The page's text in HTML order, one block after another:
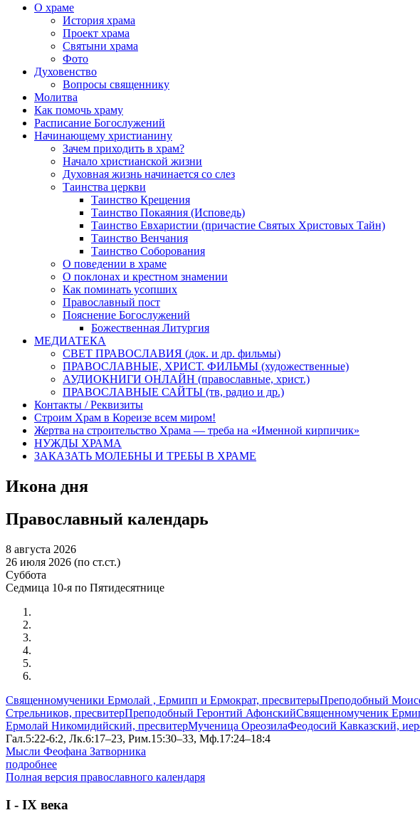
О храме
История храма
Проект храма
Святыни храма
Фото
Духовенство
Вопросы священнику
Молитва
Как помочь храму
Расписание Богослужений
Начинающему христианину
Зачем приходить в храм?
Начало христианской жизни
Духовная жизнь начинается со слез
Таинства церкви
Таинство Крещения
Таинство Покаяния (Исповедь)
Таинство Евхаристии (причастие Святых Христовых Тайн)
Таинство Венчания
Таинство Соборования
О поведении в храме
О поклонах и крестном знамении
Как поминать усопших
Православный пост
Пояснение Богослужений
Божественная Литургия
МЕДИАТЕКА
СВЕТ ПРАВОСЛАВИЯ (док. и др. фильмы)
ПРАВОСЛАВНЫЕ, ХРИСТ. ФИЛЬМЫ (художественные)
АУДИОКНИГИ ОНЛАЙН (православные, христ.)
ПРАВОСЛАВНЫЕ САЙТЫ (тв, радио и др.)
Контакты / Реквизиты
Строим Храм в Кореизе всем миром!
Жертва на строительство Храма — треба на «Именной кирпичик»
НУЖДЫ ХРАМА
ЗАКАЗАТЬ МОЛЕБНЫ И ТРЕБЫ В ХРАМЕ
Икона дня
Православный календарь
8 августа 2026
26 июля 2026 (по ст.ст.)
Суббота
Седмица 10-я по Пятидесятнице
Священномученики Ермолай , Ермипп и Ермократ, пресвитерыПреподобный
Стрельников, пресвитерПреподобный Геронтий АфонскийСвященномученик
Ермолай Никомидийский, пресвитерМученица ОреозилаФеодосий Кавказский,
Гал.5:22-6:2, Лк.6:17–23, Рим.15:30–33, Мф.17:24–18:4
Мысли Феофана Затворника
подробнее
Полная версия православного календаря
I - IX века